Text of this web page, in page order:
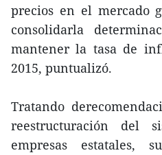
precios en el mercado
consolidarla
mantener la tasa de
2015, puntualizó.
Tratando
reestructuración del
empresas estatales,